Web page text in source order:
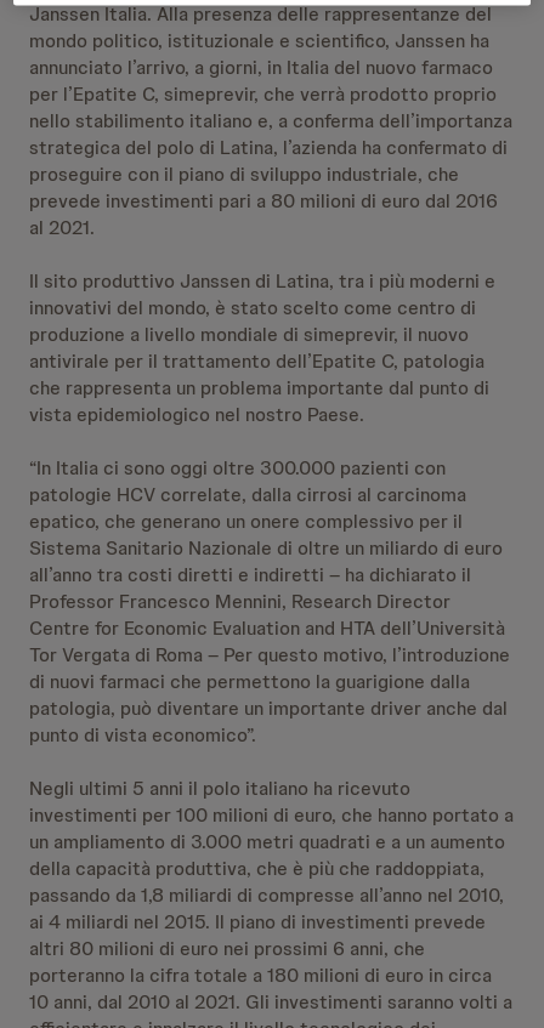
Janssen Italia. Alla presenza delle rappresentanze del
mondo politico, istituzionale e scientifico, Janssen ha
annunciato l’arrivo, a giorni, in Italia del nuovo farmaco
per l’Epatite C, simeprevir, che verrà prodotto proprio
nello stabilimento italiano e, a conferma dell’importanza
strategica del polo di Latina, l’azienda ha confermato di
proseguire con il piano di sviluppo industriale, che
prevede investimenti pari a 80 milioni di euro dal 2016
al 2021.
Il sito produttivo Janssen di Latina, tra i più moderni e
innovativi del mondo, è stato scelto come centro di
produzione a livello mondiale di simeprevir, il nuovo
antivirale per il trattamento dell’Epatite C, patologia
che rappresenta un problema importante dal punto di
vista epidemiologico nel nostro Paese.
“In Italia ci sono oggi oltre 300.000 pazienti con
patologie HCV correlate, dalla cirrosi al carcinoma
epatico, che generano un onere complessivo per il
Sistema Sanitario Nazionale di oltre un miliardo di euro
all’anno tra costi diretti e indiretti – ha dichiarato il
Professor Francesco Mennini, Research Director
Centre for Economic Evaluation and HTA dell’Università
Tor Vergata di Roma – Per questo motivo, l’introduzione
di nuovi farmaci che permettono la guarigione dalla
patologia, può diventare un importante driver anche dal
punto di vista economico”.
Negli ultimi 5 anni il polo italiano ha ricevuto
investimenti per 100 milioni di euro, che hanno portato a
un ampliamento di 3.000 metri quadrati e a un aumento
della capacità produttiva, che è più che raddoppiata,
passando da 1,8 miliardi di compresse all’anno nel 2010,
ai 4 miliardi nel 2015. Il piano di investimenti prevede
altri 80 milioni di euro nei prossimi 6 anni, che
porteranno la cifra totale a 180 milioni di euro in circa
10 anni, dal 2010 al 2021. Gli investimenti saranno volti a